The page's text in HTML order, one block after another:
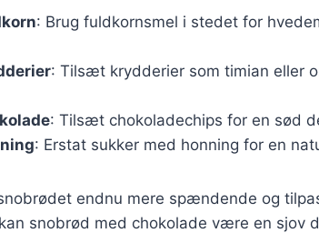
: Brug fuldkornsmel i stedet for
: Tilsæt krydderier som timian eller
: Tilsæt chokoladechips for en sød
: Erstat sukker med honning for en
endnu mere spændende og
snobrød med chokolade være en sjov